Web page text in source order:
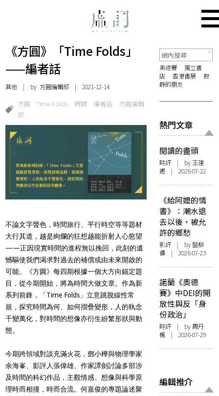
《方圓》「Time Folds」
——編者話
其他 | by 方圓編輯部 | 2021-12-14
方圓 Time Folds 時間 編者話
方圓編輯
部
不論文字聲色，時間旅行、平行時空等等題材
大行其道，越是絢爛的狂想越能折射人心慾望
——正因現實時間的進程無以挽回，此刻的遺
憾驅使我們渴求對過去的補償或由未來開啟的
可能。《方圓》每四期根據一個大方向錨定題
目，從今期開始，將為時間大做文章。作為新
系列前鋒，「Time Folds」立意跳脫線性常
規，探究時間為何、如何摺疊變形，人的執念
千變萬化，對時間的想像亦衍生紛繁形狀與動
態。
今期跨領域對談充滿火花，鄧小樺與物理學家
余海峯、影評人張偉雄、作家譚劍討論多部涉
及時間的科幻作品，主觀情感、想像與科學原
理時而相撞，時而合流。何嘉俊的專題論述聚
奧德賽
獨立書
店
香港書展
寂
靜的朋友
熱門文章
閱讀的盡頭
時評 | by 王建
鏗 | 2026-07-22
《給阿嬤的情
書》：潮水退
去以後，被允
許的鄉愁
影評 | by 盤柳
儂 | 2026-07-23
諾蘭《奧德
賽》中DEI的開
放性與反「身
份政治」
時評 | by周丹
楓 | 2026-07-29
編輯推介